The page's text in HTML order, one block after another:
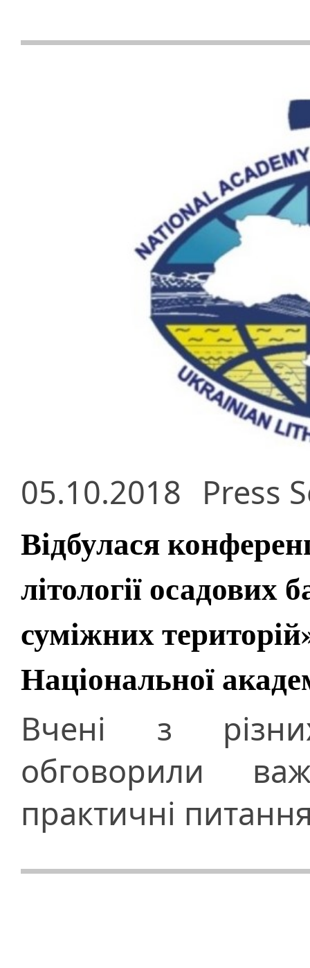
05.10.2018 Press
Відбулася
літології осадових
суміжних
Національної
Вчені з
обговорили
практичні питання